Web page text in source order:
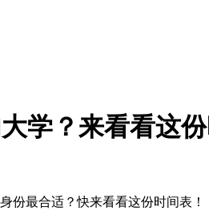
学？来看看这份
份最合适？快来看看这份时间表！